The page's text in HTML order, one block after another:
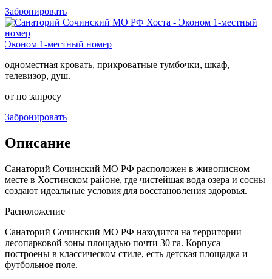
Забронировать
Эконом 1-местный номер
одноместная кровать, прикроватные тумбочки, шкаф,
телевизор, душ.
от по запросу
Забронировать
Описание
Санаторий Сочинский МО РФ расположен в живописном
месте в Хостинском районе, где чистейшая вода озера и сосны
создают идеальные условия для восстановления здоровья.
Расположение
Санаторий Сочинский МО РФ находится на территории
лесопарковой зоны площадью почти 30 га. Корпуса
построены в классическом стиле, есть детская площадка и
футбольное поле.